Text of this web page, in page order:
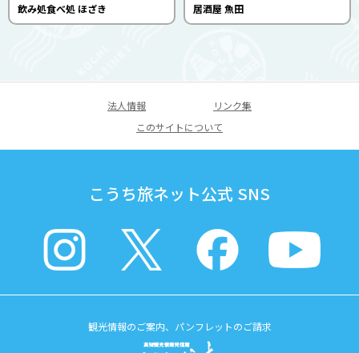
飲み処食べ処 ほざき 居酒屋 魚田
法人情報
リンク集
このサイトについて
こうち旅ネット公式 SNS
観光情報のご案内、パンフレットのご請求